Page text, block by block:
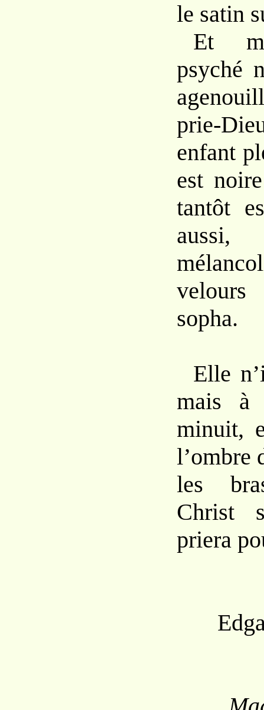
le satin
Et
psyché
prie-
enfant
est
tantôt
sopha.
Elle
mais à
minuit,
l’ombre
les
Christ
priera